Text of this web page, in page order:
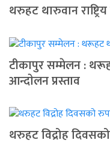
थरुहट थारुवान
टीकापुर सम्मेलन :
आन्दाेलन प्रस्ताव
थरुहट विद्रोह